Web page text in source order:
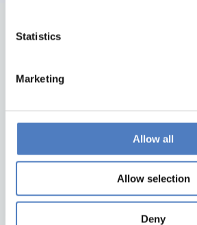
Statistics
Marketing
Allow all
Allow selection
Deny
Zurück nach
ZSI - Zentrum für Soziale Innovation